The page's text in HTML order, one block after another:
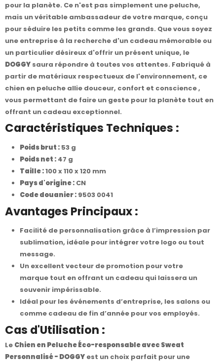
pour la planète. Ce n'est pas simplement une peluche,
mais un véritable ambassadeur de votre marque, conçu
pour séduire les petits comme les grands. Que vous soyez
une entreprise à la recherche d'un cadeau mémorable ou
un particulier désireux d'offrir un présent unique, le
DOGGY saura répondre à toutes vos attentes. Fabriqué à
partir de matériaux respectueux de l'environnement, ce
chien en peluche allie douceur, confort et conscience ,
vous permettant de faire un geste pour la planète tout en
offrant un cadeau exceptionnel.
Caractéristiques Techniques :
Poids brut : 53 g
Poids net : 47 g
Taille :100 x 110 x 120 mm
Pays d'origine : CN
Code douanier : 9503 0041
Avantages Principaux :
Facilité de personnalisation grâce à l’impression par
sublimation, idéale pour intégrer votre logo ou tout
message.
Un excellent vecteur de promotion pour votre
marque tout en offrant un cadeau qui laissera un
souvenir impérissable.
Idéal pour les événements d’entreprise, les salons ou
comme cadeau de fin d’année pour vos employés.
Cas d'Utilisation :
Le Chien en Peluche Éco-responsable avec Sweat
Personnalisé - DOGGY est un choix parfait pour une